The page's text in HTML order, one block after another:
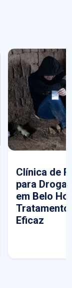
Clínica de
para
em Belo
Tratamento
Eficaz